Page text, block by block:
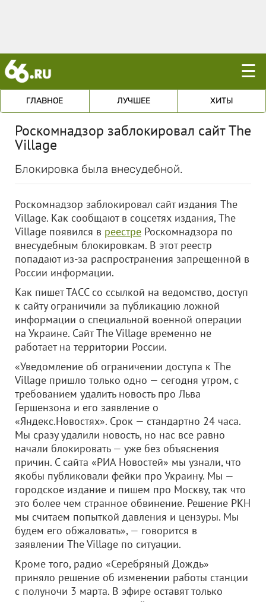
☰
ГЛАВНОЕ ЛУЧШЕЕ ХИТЫ
Роскомнадзор заблокировал сайт The
Village
Блокировка была внесудебной.
Роскомнадзор заблокировал сайт издания The
Village. Как сообщают в соцсетях издания, The
Village появился в реестре Роскомнадзора по
внесудебным блокировкам. В этот реестр
попадают из-за распространения запрещенной в
России информации.
Как пишет ТАСС со ссылкой на ведомство, доступ
к сайту ограничили за публикацию ложной
информации о специальной военной операции
на Украине. Сайт The Village временно не
работает на территории России.
«Уведомление об ограничении доступа к The
Village пришло только одно — сегодня утром, с
требованием удалить новость про Льва
Гершензона и его заявление о
«Яндекс.Новостях». Срок — стандартно 24 часа.
Мы сразу удалили новость, но нас все равно
начали блокировать — уже без объяснения
причин. С сайта «РИА Новостей» мы узнали, что
якобы публиковали фейки про Украину. Мы —
городское издание и пишем про Москву, так что
это более чем странное обвинение. Решение РКН
мы считаем попыткой давления и цензуры. Мы
будем его обжаловать», — говорится в
заявлении The Village по ситуации.
Кроме того, радио «Серебряный Дождь»
приняло решение об изменении работы станции
с полуночи 3 марта. В эфире оставят только